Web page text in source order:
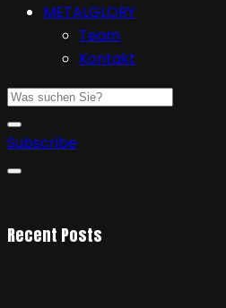
METALGLORY
Team
Kontakt
Subscribe
Recent Posts